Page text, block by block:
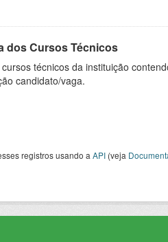
dos Cursos Técnicos
técnicos da instituição
candidato/vaga.
registros usando a API (veja